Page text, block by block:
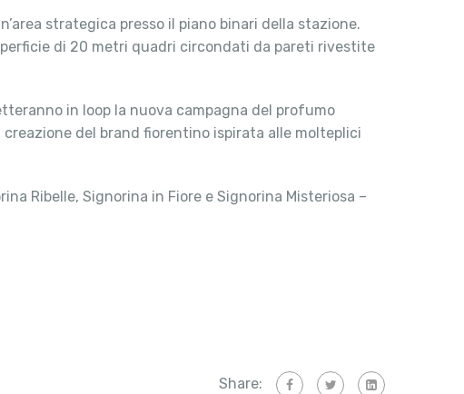
strategica presso il piano binari della stazione.
di 20 metri quadri circondati da pareti rivestite
in loop la nuova campagna del profumo
creazione del brand fiorentino ispirata alle molteplici
Ribelle, Signorina in Fiore e Signorina Misteriosa –
Share: